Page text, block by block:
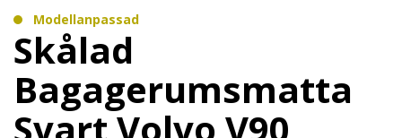
Modellanpassad
Skålad
Bagagerumsmatta